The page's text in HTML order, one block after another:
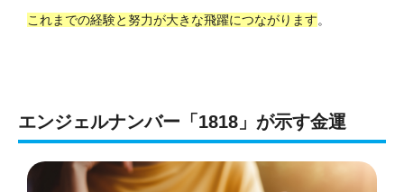
これまでの経験と努力が大きな飛躍につながります。
エンジェルナンバー「1818」が示す金運